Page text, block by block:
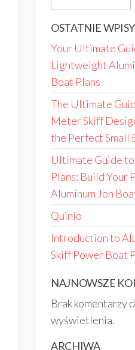
OSTATNIE WPISY
Your Ultimate
Lightweight
Boat Plans
The Ultimate
Meter Skiff
the Perfect Small
Ultimate Guide
Plans: Build Your
Aluminum Jon
Quinio
Introduction to
Skiff Power Boat
NAJNOWSZE
Brak komentarzy
wyświetlenia.
ARCHIWA